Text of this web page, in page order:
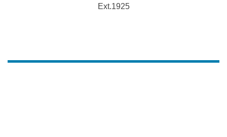
Ext.1925